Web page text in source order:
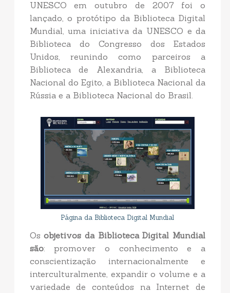
UNESCO em outubro de 2007 foi o
lançado, o protótipo da Biblioteca Digital
Mundial, uma iniciativa da UNESCO e da
Biblioteca do Congresso dos Estados
Unidos, reunindo como parceiros a
Biblioteca de Alexandria, a Biblioteca
Nacional do Egito, a Biblioteca Nacional da
Rússia e a Biblioteca Nacional do Brasil.
Página da Biblioteca Digital Mundial
Osobjetivos da Biblioteca Digital Mundial
são: promover o conhecimento e a
conscientização internacionalmente e
interculturalmente, expandir o volume e a
variedade de conteúdos na Internet de